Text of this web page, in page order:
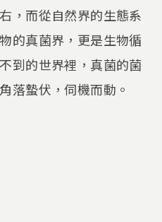
，而從自然界的生態系
的真菌界，更是生物循
到的世界裡，真菌的菌
落蟄伏，伺機而動。